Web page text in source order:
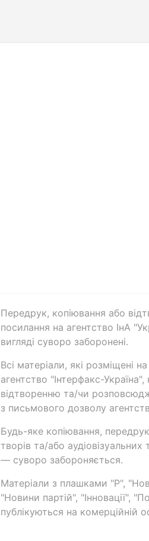
Передрук, копіювання або
посилання на агентство ІнА
вигляді суворо заборонені.
Всі матеріали, які розміщені
агентство "Інтерфакс-
відтворенню та/чи
з письмового дозволу
Будь-яке копіювання,
творів та/або
— суворо забороняється.
Матеріали з плашками "Р",
"Новини партій", "Інновації",
публікуються на комерційній